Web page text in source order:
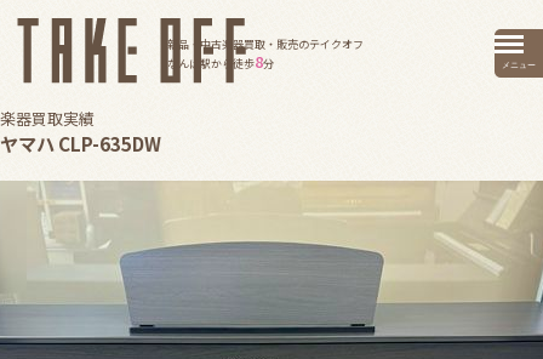
新品・中古楽器買取・販売のテイクオフ
なんば駅から徒歩8分 メニュー
楽器買取実績
ヤマハ CLP-635DW